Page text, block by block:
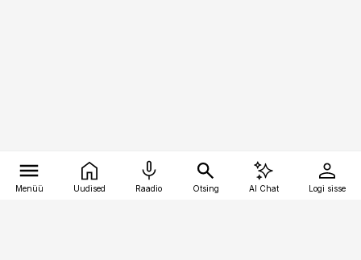
Menüü Uudised Raadio Otsing AI Chat Logi sisse